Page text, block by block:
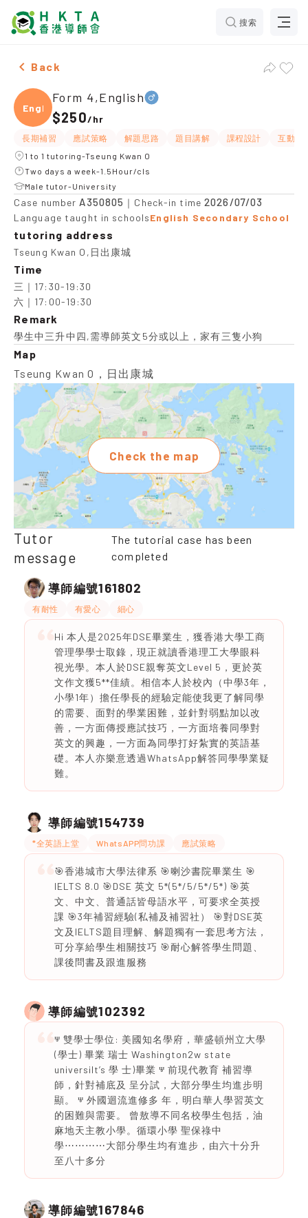
搜索
Male Form 4,English，Tseung Kwan O Tuition
Back
Engli
Form 4,English
$250/hr
長期補習 應試策略 解題思路 題目講解 課程設計
互動教
1 to 1 tutoring-Tseung Kwan O
Two days a week-1.5Hour/cls
Male tutor-University
Case number A350805 ｜Check-in time2026/07/03
Language taught in schoolsEnglish Secondary School
tutoring address
Tseung Kwan O,日出康城
Time
三｜17:30-19:30
六｜17:00-19:30
Remark
學生中三升中四,需導師英文5分或以上，家有三隻小狗
Map
Tseung Kwan O，日出康城
Check the map
Tutor
message
The tutorial case has been
completed
導師編號161802
有耐性 有愛心 細心
Hi 本人是2025年DSE畢業生，獲香港大學工商
管理學學士取錄，現正就讀香港理工大學眼科
視光學。本人於DSE親奪英文Level 5，更於英
文作文獲5**佳績。相信本人於校內（中學3年，
小學1年）擔任學長的經驗定能使我更了解同學
的需要、面對的學業困難，並針對弱點加以改
善，一方面傳授應試技巧，一方面培養同學對
英文的興趣，一方面為同學打好紮實的英語基
礎。本人亦樂意透過WhatsApp解答同學學業疑
難。
導師編號154739
*全英語上堂 WhatsAPP問功課 應試策略
🎯香港城市大學法律系 🎯喇沙書院畢業生 🎯
IELTS 8.0 🎯DSE 英文 5*(5*/5/5*/5*) 🎯英
文、中文、普通話皆母語水平，可要求全英授
課 🎯3年補習經驗(私補及補習社） 🎯對DSE英
文及IELTS題目理解、解題獨有一套思考方法，
可分享給學生相關技巧 🎯耐心解答學生問題、
課後問書及跟進服務
導師編號102392
ⱋ 雙學士學位: 美國知名學府，華盛頓州立大學
(學士) 畢業 瑞士 Washington2w state
universiIt’s 學 士)畢業 ⱋ 前現代教育 補習導
師，針對補底及 呈分試，大部分學生均進步明
顯。 ⱋ 外國迴流進修多 年，明白華人學習英文
的困難與需要。 曾敖導不同名校學生包括，油
麻地天主教小學。循環小學 聖保祿中
學⋯⋯⋯⋯大部分學生均有進步，由六十分升
至八十多分
導師編號167846